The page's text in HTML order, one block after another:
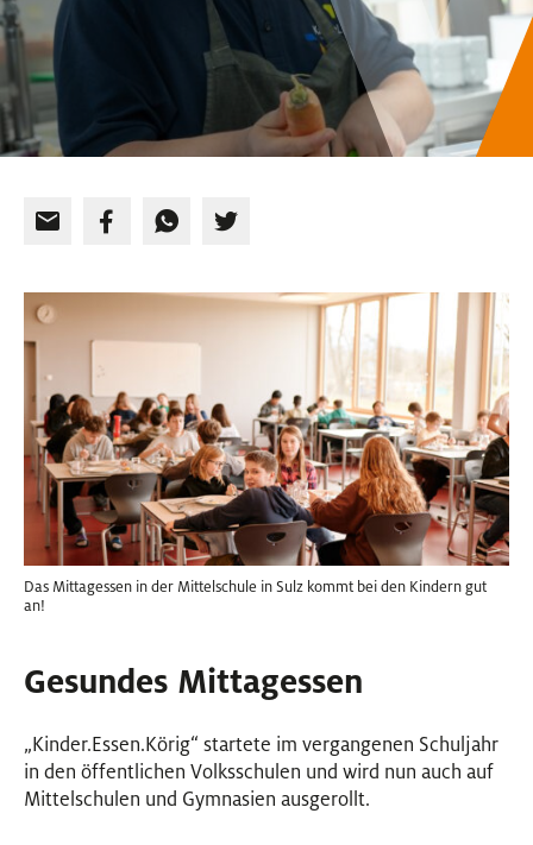
Das Mittagessen in der Mittelschule in Sulz kommt bei den Kindern gut
an!
Gesundes Mittagessen
„Kinder.Essen.Körig“ startete im vergangenen Schuljahr
in den öffentlichen Volksschulen und wird nun auch auf
Mittelschulen und Gymnasien ausgerollt.